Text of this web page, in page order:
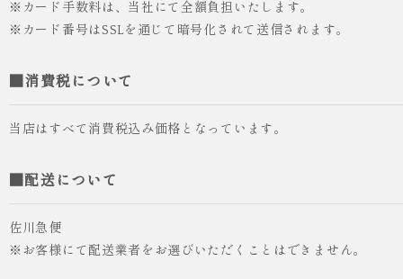
※カード手数料は、当社にて全額負担いたします。
※カード番号はSSLを通じて暗号化されて送信されます。
■消費税について
当店はすべて消費税込み価格となっています。
■配送について
佐川急便
※お客様にて配送業者をお選びいただくことはできません。